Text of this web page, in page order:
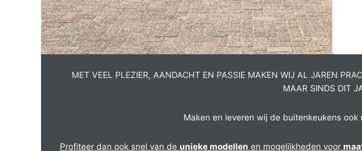
MET VEEL PLEZIER, AANDACHT EN PASSIE MAKEN WIJ AL JAREN
MAAR SINDS DIT
Maken en leveren wij de buitenkeukens
Profiteer dan ook snel van de unieke modellen en mogelijkheden voor